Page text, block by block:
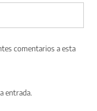
comentarios a esta
entrada.